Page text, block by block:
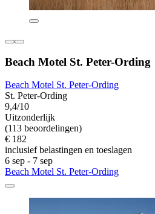
Beach Motel St. Peter-Ording
Beach Motel St. Peter-Ording
St. Peter-Ording
9,4/10
Uitzonderlijk
(113 beoordelingen)
€ 182
inclusief belastingen en toeslagen
6 sep - 7 sep
Beach Motel St. Peter-Ording